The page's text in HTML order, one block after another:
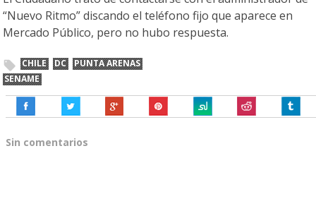
“Nuevo Ritmo” discando el teléfono fijo que aparece en
Mercado Público, pero no hubo respuesta.
CHILE DC
PUNTA ARENAS
SENAME
Sin comentarios